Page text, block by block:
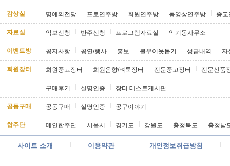
감상실 명예의전당 프로연주방 회원연주방 동영상연주방 종교
자료실 악보신청 반주신청 프로그램자료실 악기동사무소
이벤트방 공지사항 공연/행사 홍보 불우이웃돕기 성금내역 자
회원장터 회원중고장터 회원음향/벼룩장터 전문중고장터 전문신품
구매후기 실명인증 장터 테스트게시판
공동구매 공동구매 실명인증 공구이야기
합주단 메인합주단 서울시 경기도 강원도 충청북도 충청남
사이트 소개 이용약관 개인정보취급방침